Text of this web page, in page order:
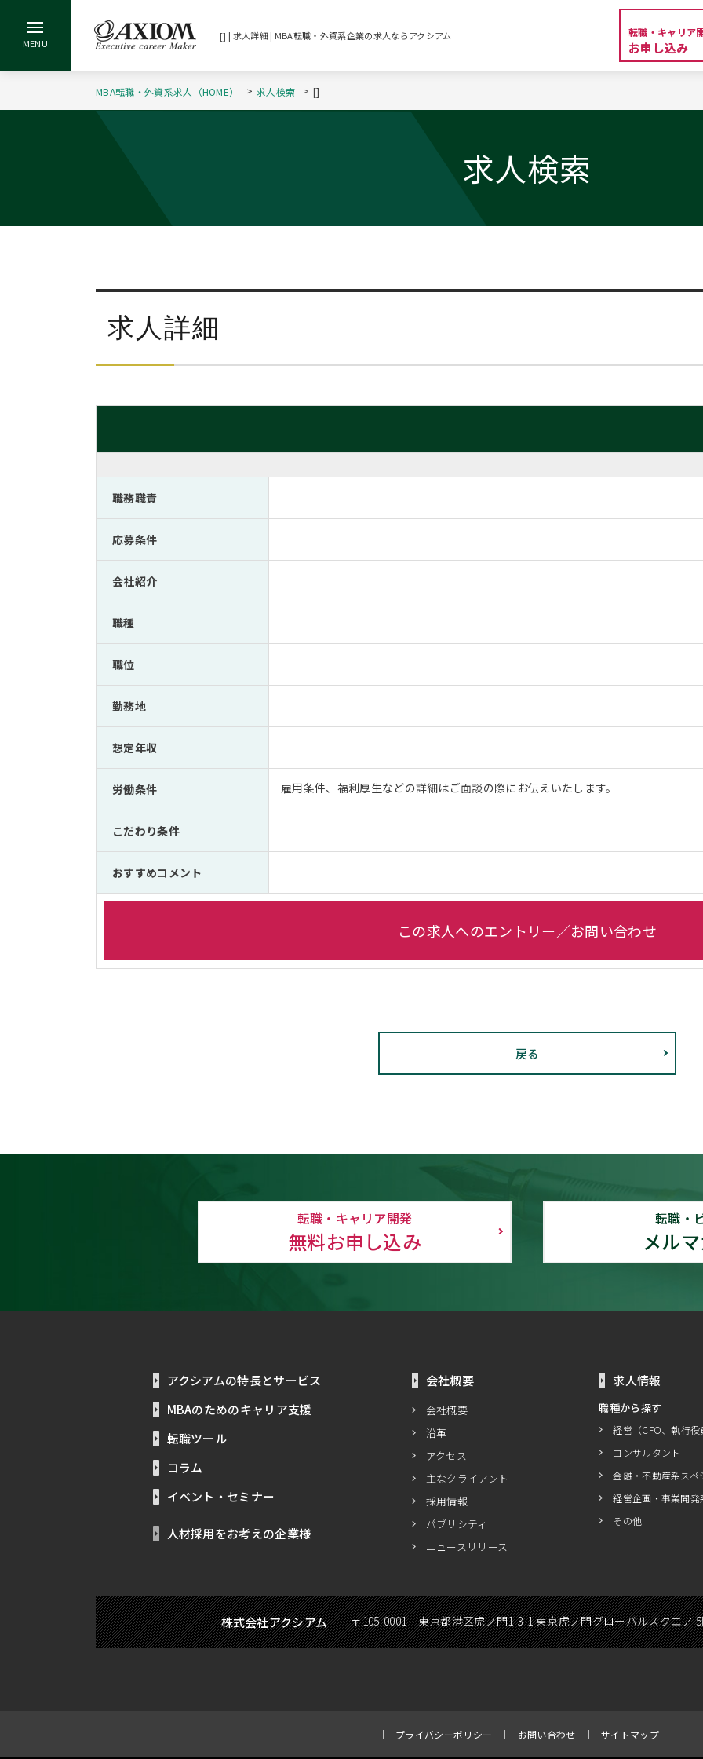
[] | 求人詳細 | MBA転職・外資系企業の求人ならアクシアム 転職・キャリア
お申し込み
MBA転職・外資系求人（HOME） 求人検索 []
求人検索
求人詳細
職務職責
応募条件
会社紹介
職種
職位
勤務地
想定年収
労働条件 雇用条件、福利厚生などの詳細はご面談の際にお伝えいたします。
こだわり条件
おすすめコメント
この求人へのエントリー／お問い合わせ
戻る
転職・キャリア開発
無料お申し込み
転職・
メル
アクシアムの特長とサービス
MBAのためのキャリア支援
転職ツール
コラム
イベント・セミナー
人材採用をお考えの企業様
会社概要
会社概要
沿革
アクセス
主なクライアント
採用情報
パブリシティ
ニュースリリース
求人情報
職種から探す
経営（CFO、執行役
コンサルタント
金融・不動産系スペ
経営企画・事業開発
その他
株式会社アクシアム 〒105-0001 東京都港区虎ノ門1-3-1 東京虎ノ門グローバルスクエア
プライバシーポリシー お問い合わせ サイトマップ